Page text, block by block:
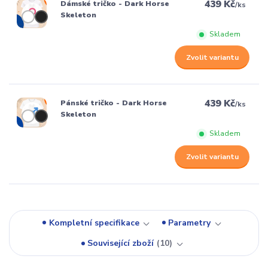
Dámské tričko - Dark Horse
Skeleton
439 Kč/ks
Skladem
Zvolit variantu
Pánské tričko - Dark Horse
Skeleton
439 Kč/ks
Skladem
Zvolit variantu
Kompletní specifikace
Parametry
Související zboží
10